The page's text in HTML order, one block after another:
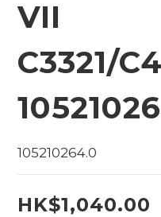
VII
C3321/
105210264.0
HK$1,040.00